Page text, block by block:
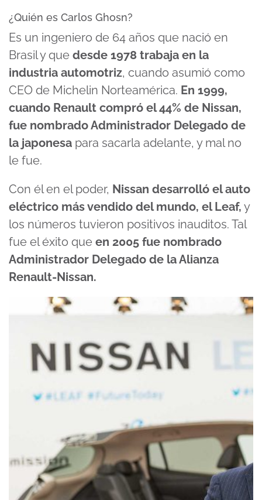
¿Quién es Carlos Ghosn?
Es un ingeniero de 64 años que nació en
Brasil y que desde 1978 trabaja en la
industria automotriz, cuando asumió como
CEO de Michelin Norteamérica. En 1999,
cuando Renault compró el 44% de Nissan,
fue nombrado Administrador Delegado de
la japonesa para sacarla adelante, y mal no
le fue.
Con él en el poder, Nissan desarrolló el auto
eléctrico más vendido del mundo, el Leaf, y
los números tuvieron positivos inauditos. Tal
fue el éxito que en 2005 fue nombrado
Administrador Delegado de la Alianza
Renault-Nissan.